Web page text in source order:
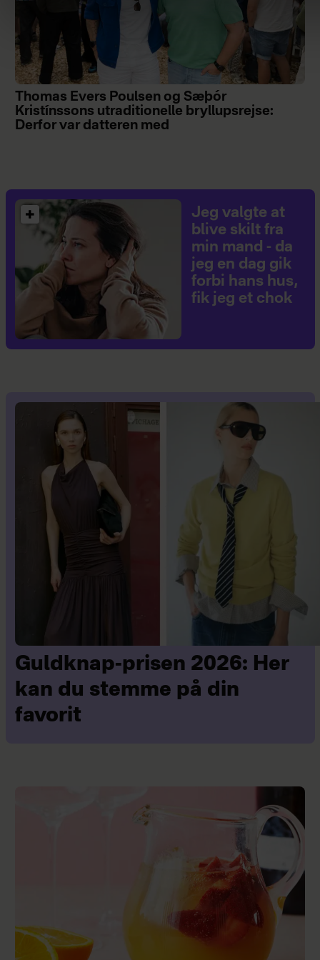
Thomas Evers Poulsen og Sæþór
Kristínssons utraditionelle bryllupsrejse:
Derfor var datteren med
Jeg valgte at
blive skilt fra
min mand - da
jeg en dag gik
forbi hans hus,
fik jeg et chok
Guldknap-prisen 2026: Her
kan du stemme på din
favorit